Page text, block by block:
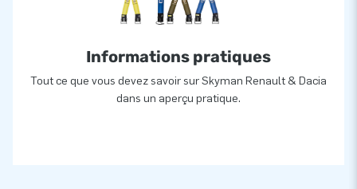
Informations pratiques
Tout ce que vous devez savoir sur Skyman Renault & Dacia
dans un aperçu pratique.